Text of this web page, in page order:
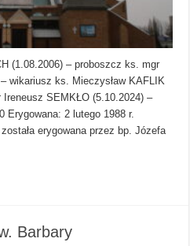
(1.08.2006) – proboszcz ks. mgr
wikariusz ks. Mieczysław KAFLIK
SEMKŁO (5.10.2024) –
Erygowana: 2 lutego 1988 r.
erygowana przez bp. Józefa
Barbary